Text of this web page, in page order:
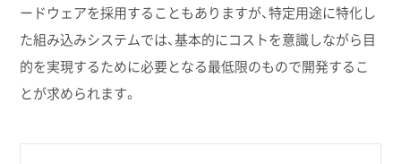
ードウェアを採用することもありますが、特定用途に特化し
た組み込みシステムでは、基本的にコストを意識しながら目
的を実現するために必要となる最低限のもので開発するこ
とが求められます。